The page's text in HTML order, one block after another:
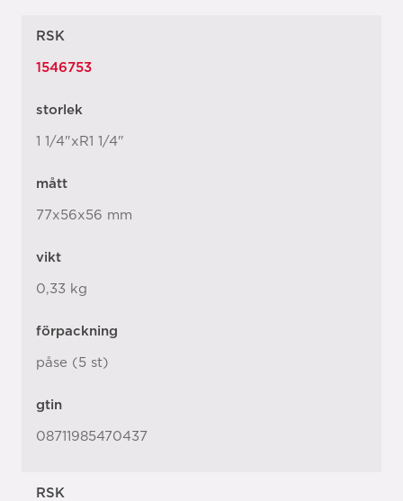
RSK
1546753
storlek
1 1/4"xR1 1/4"
mått
77x56x56 mm
vikt
0,33 kg
förpackning
påse (5 st)
gtin
08711985470437
RSK